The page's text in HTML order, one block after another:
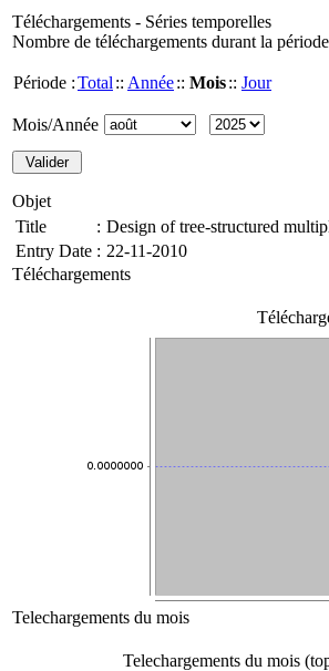
Téléchargements - Séries temporelles
Nombre de téléchargements durant la période
Période :Total :: Année:: Mois:: Jour
Mois/Année
Objet
Title
: Design of tree-structured
Entry Date : 22-11-2010
Téléchargements
Telechargements du mois
Telechargements du mois